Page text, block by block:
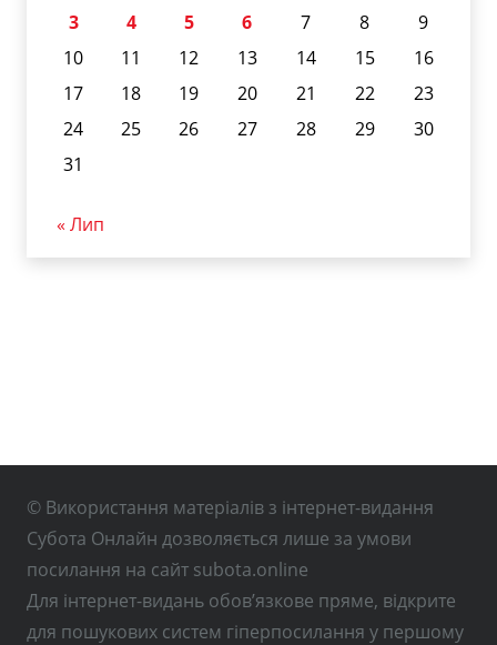
3
4 5 6 7 8
9
10
11 12 13 14 15
16
17
18 19 20 21 22
23
24
25 26 27 28 29
30
31
« Лип
© Використання матеріалів з інтернет-видання
Субота Онлайн дозволяється лише за умови
посилання на сайт subota.online
Для інтернет-видань обов’язкове пряме, відкрите
для пошукових систем гіперпосилання у першому